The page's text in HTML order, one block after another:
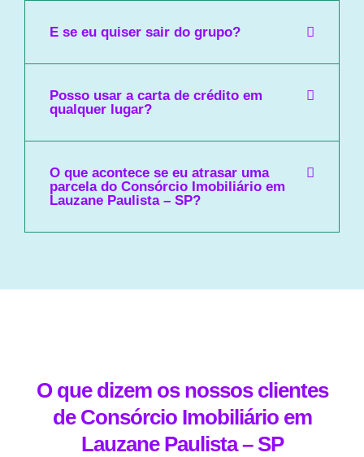
E se eu quiser sair do grupo?
Posso usar a carta de crédito em
qualquer lugar?
O que acontece se eu atrasar uma
parcela do Consórcio Imobiliário em
Lauzane Paulista – SP?
O que dizem os nossos clientes
de Consórcio Imobiliário em
Lauzane Paulista – SP